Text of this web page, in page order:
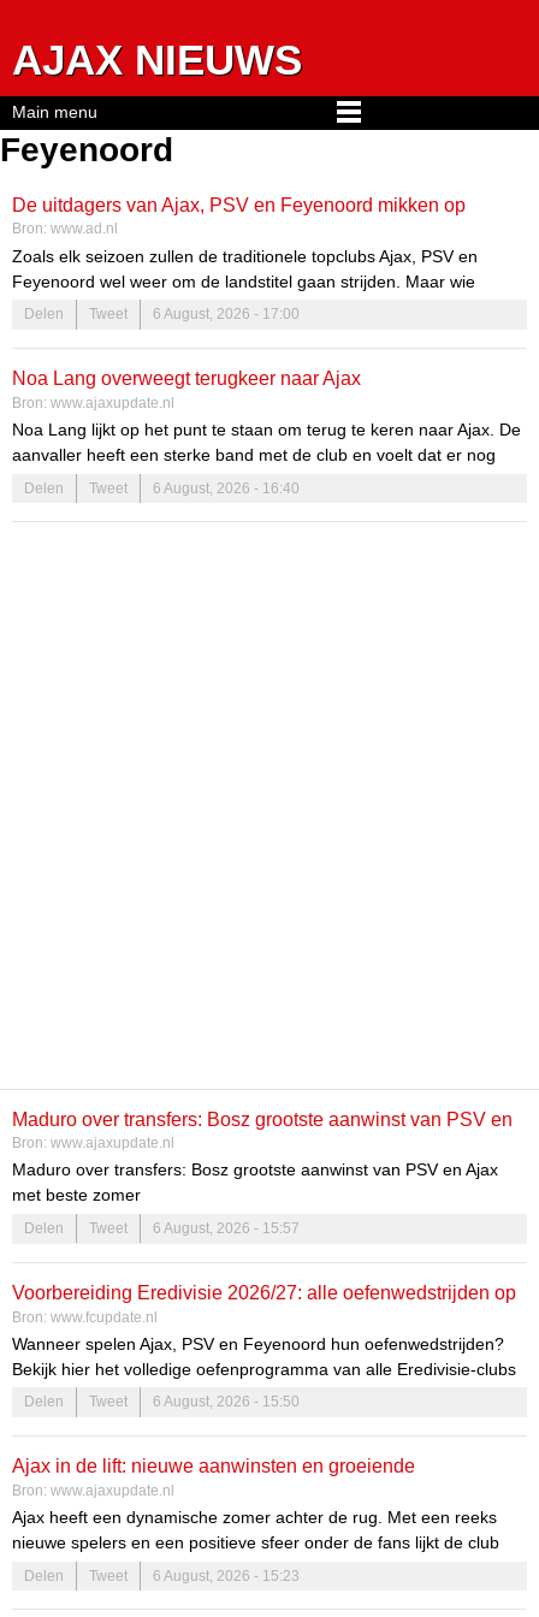
AJAX NIEUWS
Feyenoord
De uitdagers van Ajax, PSV en Feyenoord mikken op
routine en een berg aan eredivisiewedstrijden
Bron: www.ad.nl
Zoals elk seizoen zullen de traditionele topclubs Ajax, PSV en
Feyenoord wel weer om de landstitel gaan strijden. Maar wie
worden de uitdagers in de eredivisie? Een verrassing zoals NEC
vorig jaar, of toch gewoon weer AZ en FC Twente? Er is in elk geval
Delen Tweet 6 August, 2026 - 17:00
Noa Lang overweegt terugkeer naar Ajax
Bron: www.ajaxupdate.nl
Noa Lang lijkt op het punt te staan om terug te keren naar Ajax. De
aanvaller heeft een sterke band met de club en voelt dat er nog
‘unfinished business’ is in Amsterdam. Deze gevoelens worden
versterkt door zijn eerdere ervaringen en de connecties die hij heeft
Delen Tweet 6 August, 2026 - 16:40
Maduro over transfers: Bosz grootste aanwinst van PSV en
Ajax met beste zomer
Bron: www.ajaxupdate.nl
Maduro over transfers: Bosz grootste aanwinst van PSV en Ajax
met beste zomer
Transferdrukte rond PSV, Ajax en Feyenoord neemt toe
Ajax en Feyenoord zoeken allemaal naar versterkingen, elk met
een eigen aanpak en tempo. Dit zorgt voor een dynamische sfeer,
waarbij elke club probeert zich te wapenen voor de uitdagingen van
het nieuwe seizoen.
Delen Tweet 6 August, 2026 - 15:57
Voorbereiding Eredivisie 2026/27: alle oefenwedstrijden op
een rij
Bron: www.fcupdate.nl
Wanneer spelen Ajax, PSV en Feyenoord hun oefenwedstrijden?
Bekijk hier het volledige oefenprogramma van alle Eredivisie-clubs
voor het nieuwe seizoen.
Delen Tweet 6 August, 2026 - 15:50
Ajax in de lift: nieuwe aanwinsten en groeiende
verwachtingen
Bron: www.ajaxupdate.nl
Ajax heeft een dynamische zomer achter de rug. Met een reeks
nieuwe spelers en een positieve sfeer onder de fans lijkt de club
zich klaar te stomen voor een succesvol seizoen. De club heeft
haar ambities duidelijk geuit en de komst van nieuwe talenten is
Delen Tweet 6 August, 2026 - 15:23
Main menu